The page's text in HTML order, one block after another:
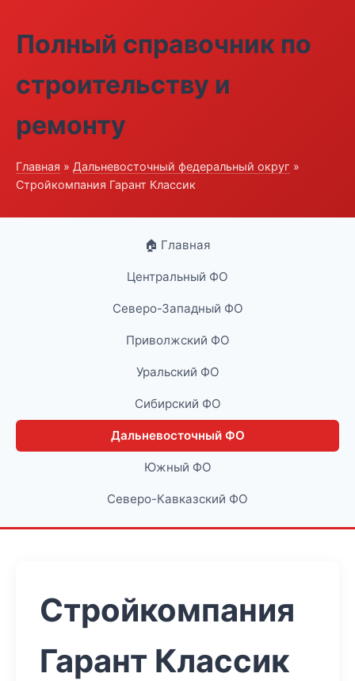
Полный справочник по
строительству и
ремонту
Главная » Дальневосточный федеральный округ »
Стройкомпания Гарант Классик
🏠 Главная
Центральный ФО
Северо-Западный ФО
Приволжский ФО
Уральский ФО
Сибирский ФО
Дальневосточный ФО
Южный ФО
Северо-Кавказский ФО
Стройкомпания
Гарант Классик